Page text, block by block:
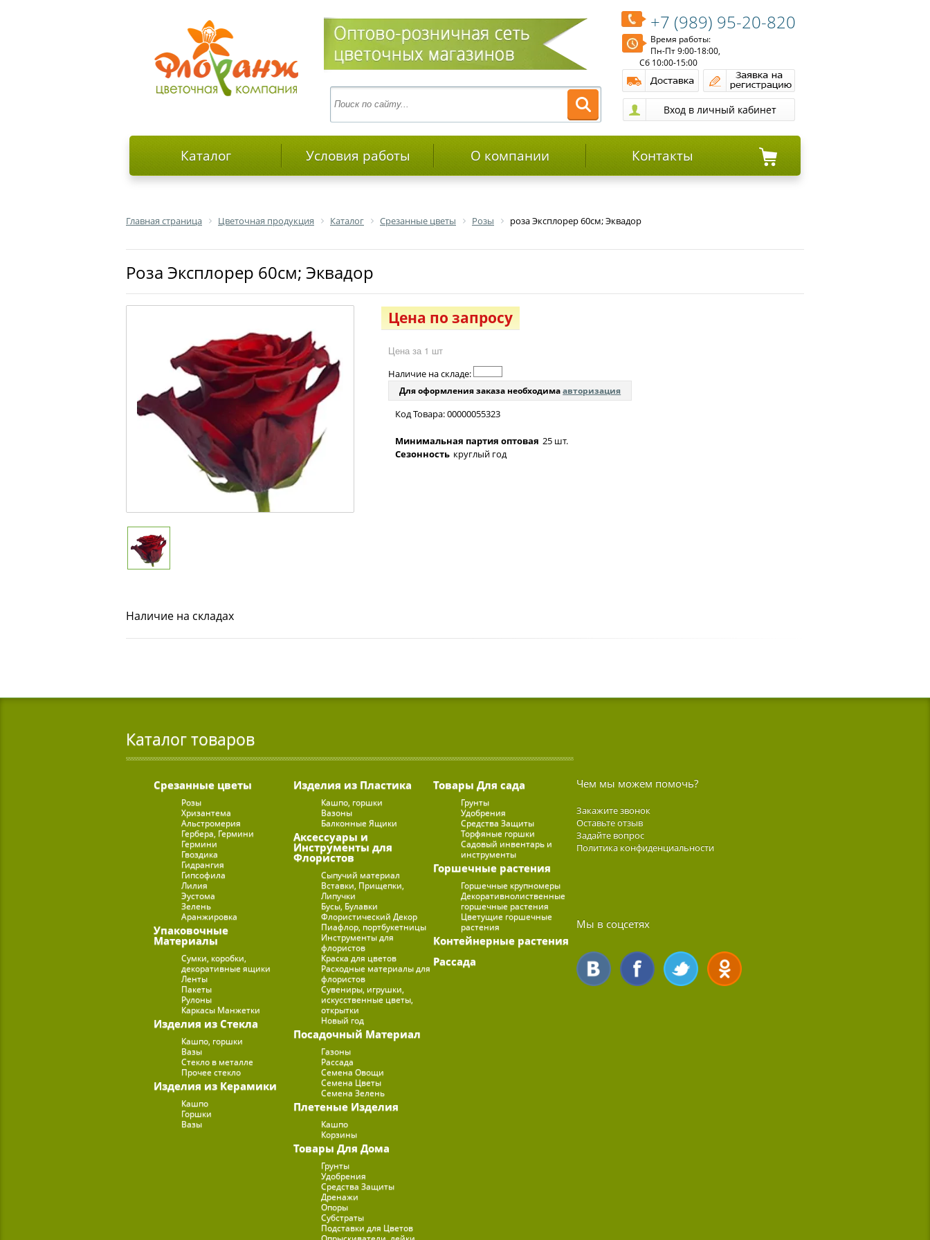
+7 (989) 95-20-820
Время работы:
Пн-Пт 9:00-18:00,
Сб 10:00-15:00
Каталог Условия работы О компании Контакты
Главная страница Цветочная продукция Каталог Срезанные цветы Розы роза Эксплорер 60см; Эквадор
роза Эксплорер 60см; Эквадор
Цена по запросу
Цена за 1 шт
Наличие на складе:
Для оформления заказа необходимаавторизация
Код Товара: 00000055323
Минимальная партия оптовая 25 шт.
Сезонность круглый год
Наличие на складах
Каталог товаров
Срезанные цветы
Розы
Хризантема
Альстромерия
Гербера, Гермини
Гермини
Гвоздика
Гидрангия
Гипсофила
Лилия
Эустома
Зелень
Аранжировка
Упаковочные
Материалы
Сумки, коробки,
декоративные ящики
Ленты
Пакеты
Рулоны
Каркасы Манжетки
Изделия из Стекла
Кашпо, горшки
Вазы
Стекло в металле
Прочее стекло
Изделия из Керамики
Кашпо
Горшки
Вазы
Изделия из Пластика
Кашпо, горшки
Вазоны
Балконные Ящики
Аксессуары и
Инструменты для
Флористов
Сыпучий материал
Вставки, Прищепки,
Липучки
Бусы, Булавки
Флористический Декор
Пиафлор, портбукетницы
Инструменты для
флористов
Краска для цветов
Расходные материалы для
флористов
Сувениры, игрушки,
искусственные цветы,
открытки
Новый год
Посадочный Материал
Газоны
Рассада
Семена Овощи
Семена Цветы
Семена Зелень
Плетеные Изделия
Кашпо
Корзины
Товары Для Дома
Грунты
Удобрения
Средства Защиты
Дренажи
Опоры
Субстраты
Подставки для Цветов
Товары Для сада
Грунты
Удобрения
Средства Защиты
Торфяные горшки
Садовый инвентарь и
инструменты
Горшечные растения
Горшечные крупномеры
Декоративнолиственные
горшечные растения
Цветущие горшечные
растения
Контейнерные растения
Рассада
Чем мы можем помочь?
Закажите звонок
Оставьте отзыв
Задайте вопрос
Политика конфиденциальности
Мы в соцсетях